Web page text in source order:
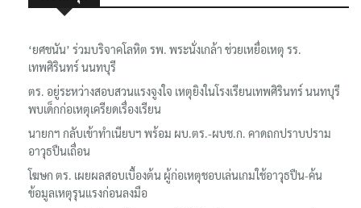
‘ยศชนัน’ ร่วมบริจาคโลหิต รพ. พระนั่งเกล้า ช่วยเหยื่อเหตุ รร.
เทพศิรินทร์ นนทบุรี
ตร. อยู่ระหว่างสอบสวนแรงจูงใจ เหตุยิงในโรงเรียนเทพศิรินทร์ นนทบุรี
พบเด็กก่อเหตุเครียดเรื่องเรียน
นายกฯ กลับเข้าทำเนียบฯ พร้อม ผบ.ตร.-ผบช.ก. คาดถกปราบปราม
อาวุธปืนเถื่อน
โฆษก ตร. เผยผลสอบเบื้องต้น ผู้ก่อเหตุชอบเล่นเกมใช้อาวุธปืน-ค้น
ข้อมูลเหตุรุนแรงก่อนลงมือ